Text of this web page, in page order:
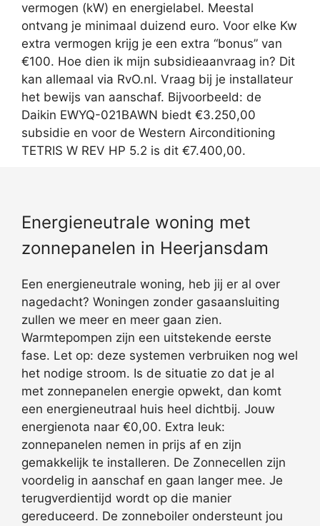
vermogen (kW) en energielabel. Meestal
ontvang je minimaal duizend euro. Voor elke Kw
extra vermogen krijg je een extra “bonus” van
€100. Hoe dien ik mijn subsidieaanvraag in? Dit
kan allemaal via RvO.nl. Vraag bij je installateur
het bewijs van aanschaf. Bijvoorbeeld: de
Daikin EWYQ-021BAWN biedt €3.250,00
subsidie en voor de Western Airconditioning
TETRIS W REV HP 5.2 is dit €7.400,00.
Energieneutrale woning met
zonnepanelen in Heerjansdam
Een energieneutrale woning, heb jij er al over
nagedacht? Woningen zonder gasaansluiting
zullen we meer en meer gaan zien.
Warmtepompen zijn een uitstekende eerste
fase. Let op: deze systemen verbruiken nog wel
het nodige stroom. Is de situatie zo dat je al
met zonnepanelen energie opwekt, dan komt
een energieneutraal huis heel dichtbij. Jouw
energienota naar €0,00. Extra leuk:
zonnepanelen nemen in prijs af en zijn
gemakkelijk te installeren. De Zonnecellen zijn
voordelig in aanschaf en gaan langer mee. Je
terugverdientijd wordt op die manier
gereduceerd. De zonneboiler ondersteunt jou